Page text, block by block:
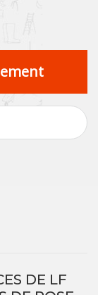
DE LF